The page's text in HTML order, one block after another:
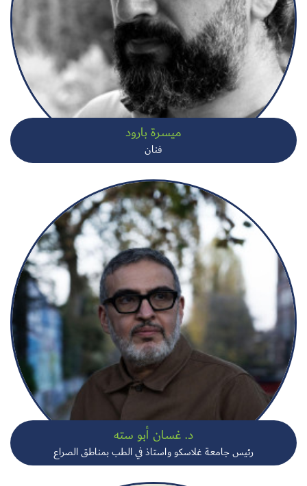
مدربون
ومتحدثون
سنوات
سابقة
سجل الآن
ميسرة بارود
فنان
د. غسان أبو سته
رئيس جامعة غلاسكو واستاذ في الطب بمناطق الصراع